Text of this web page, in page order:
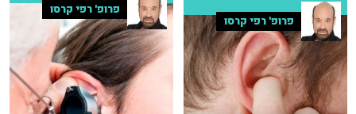
פרופ' רפי קרסו
פרופ' רפי קרסו